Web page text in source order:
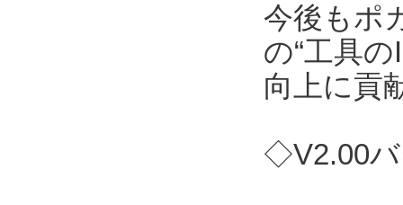
今後もポ
の“工具
向上に貢
◇V2.00バ